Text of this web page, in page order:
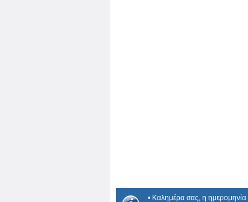
• Καλημέρα σας, η